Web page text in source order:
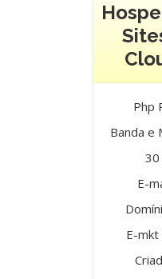
Php
Banda e
30
E-
E-mkt